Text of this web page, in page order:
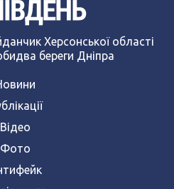
Херсонської області
береги Дніпра
Відео
Фото